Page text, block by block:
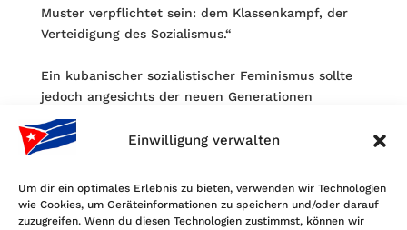
Einwilligung verwalten
Um dir ein optimales Erlebnis zu bieten, verwenden wir Technologien
wie Cookies, um Geräteinformationen zu speichern und/oder darauf
zuzugreifen. Wenn du diesen Technologien zustimmst, können wir
Muster verpflichtet sein: dem Klassenkampf, der
Verteidigung des Sozialismus.“
Ein kubanischer sozialistischer Feminismus sollte
jedoch angesichts der neuen Generationen
kubanischer Frauen, die nach feministischen
Bezügen suchen, global vernetzt sind und die
und präzisiert werden.